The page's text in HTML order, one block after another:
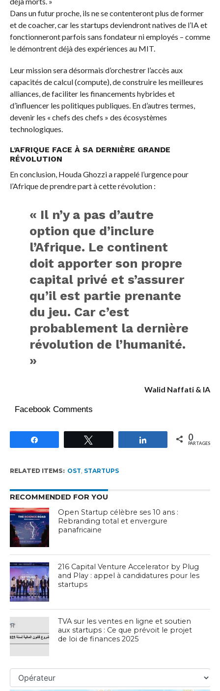
Dans un futur proche, ils ne se contenteront plus de former
et de coacher, car les startups deviendront natives de l’IA et
fonctionneront parfois sans fondateur ni employés – comme
le démontrent déjà des expériences au MIT.
Leur mission sera désormais d’orchestrer l’accès aux
capacités de calcul (compute), de construire les meilleures
alliances, de faciliter les financements hybrides et
d’influencer les politiques publiques. En d’autres termes,
devenir les « chefs des chefs » des écosystèmes
technologiques.
L’AFRIQUE FACE À SA DERNIÈRE GRANDE
RÉVOLUTION
En conclusion, Houda Ghozzi a rappelé l’urgence pour
l’Afrique de prendre part à cette révolution :
« Il n’y a pas d’autre
option que d’inclure
l’Afrique. Le continent
doit apporter son propre
capital privé et s’assurer
qu’il est partie prenante
du jeu. Car c’est
probablement la dernière
révolution de l’humanité.
»
Walid Naffati & IA
Facebook Comments
Partagez 0
PARTAGES
RELATED ITEMS: OST STARTUPS
RECOMMENDED FOR YOU
Open Startup célèbre ses 10 ans :
Rebranding total et envergure
panafricaine
216 Capital Venture Accelerator by Plug
and Play : appel à candidatures pour les
startups
TVA sur les ventes en ligne et soutien
aux startups : Ce que prévoit le projet
de loi de finances 2025